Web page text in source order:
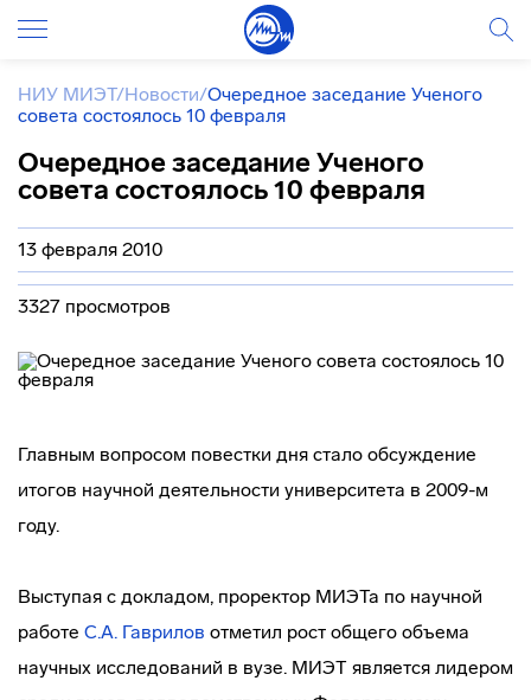
НИУ МИЭТ/Новости/Очередное заседание Ученого
совета состоялось 10 февраля
Очередное заседание Ученого
совета состоялось 10 февраля
13 февраля 2010
3327 просмотров
Главным вопросом повестки дня стало обсуждение
итогов научной деятельности университета в 2009-м
году.
Выступая с докладом, проректор МИЭТа по научной
работе С.А. Гаврилов отметил рост общего объема
научных исследований в вузе. МИЭТ является лидером